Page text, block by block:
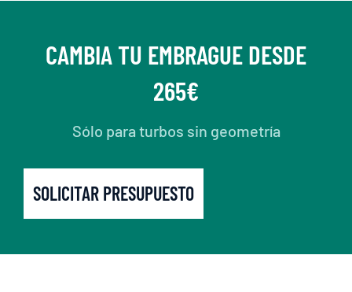
CAMBIA TU EMBRAGUE DESDE
265€
Sólo para turbos sin geometría
SOLICITAR PRESUPUESTO